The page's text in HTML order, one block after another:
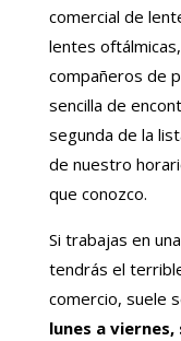
comercial de
lentes
compañeros de
sencilla de
segunda de la
de nuestro
que conozco.
Si trabajas en
tendrás el
comercio, suele
lunes a